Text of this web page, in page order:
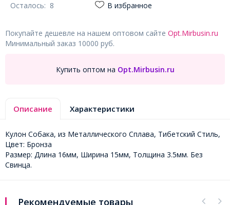
Осталось: 8 В избранное
Покупайте дешевле на нашем оптовом сайте Opt.Mirbusin.ru
Минимальный заказ 10000 руб.
Купить оптом на Opt.Mirbusin.ru
Описание Характеристики
Кулон Собака, из Металлического Сплава, Тибетский Стиль,
Цвет: Бронза
Размер: Длина 16мм, Ширина 15мм, Толщина 3.5мм. Без
Свинца.
Рекомендуемые товары